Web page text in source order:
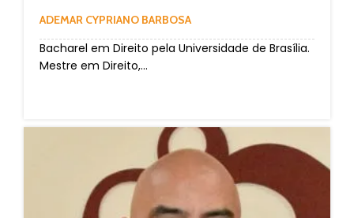
ADEMAR CYPRIANO BARBOSA
Bacharel em Direito pela Universidade de Brasília.
Mestre em Direito,...